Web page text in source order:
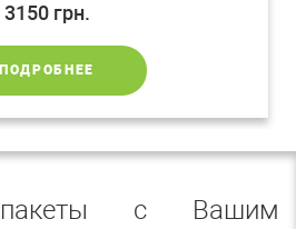
3150 грн.
ПОДРОБНЕЕ
пакеты с Вашим